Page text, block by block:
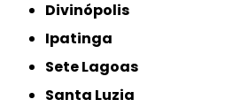
Divinópolis
Ipatinga
Sete Lagoas
Santa Luzia